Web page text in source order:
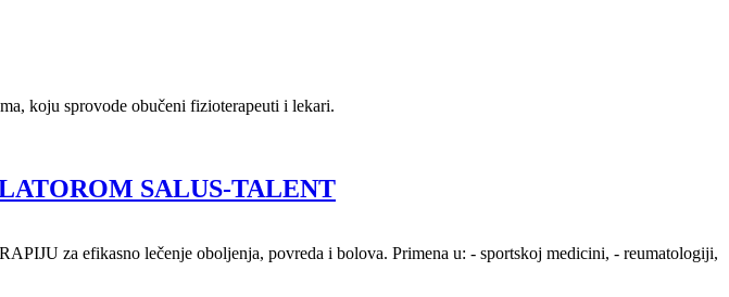
koju sprovode obučeni fizioterapeuti i lekari.
SALUS-TALENT
za efikasno lečenje oboljenja, povreda i bolova. Primena u: - sportskoj medicini, - reumatologiji,